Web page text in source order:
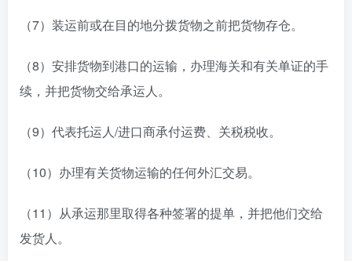
（7）装运前或在目的地分拨货物之前把货物存仓。
（8）安排货物到港口的运输，办理海关和有关单证的手
续，并把货物交给承运人。
（9）代表托运人/进口商承付运费、关税税收。
（10）办理有关货物运输的任何外汇交易。
（11）从承运那里取得各种签署的提单，并把他们交给
发货人。